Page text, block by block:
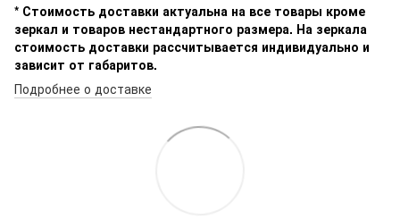
* Стоимость доставки актуальна на все товары кроме
зеркал и товаров нестандартного размера. На зеркала
стоимость доставки рассчитывается индивидуально и
зависит от габаритов.
Подробнее о доставке